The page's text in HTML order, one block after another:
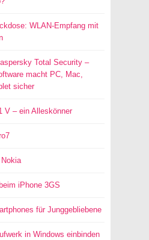
WLAN-Empfang mit
Total Security –
macht PC, Mac,
sicher
V – ein Alleskönner
iPhone 3GS
für Junggebliebene
in Windows einbinden